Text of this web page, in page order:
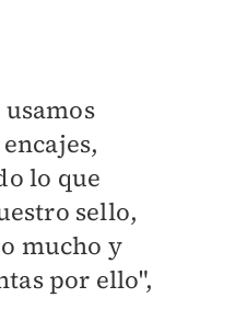
lo que
sello,
mucho y
por ello",